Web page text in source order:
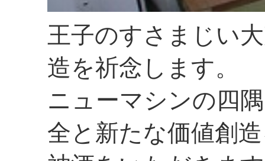
王子のすさまじい
造を祈念します。
ニューマシンの四
全と新たな価値創